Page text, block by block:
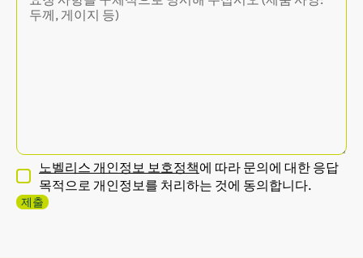
노벨리스 개인정보 보호정책에 따라 문의에 대한 응답
목적으로 개인정보를 처리하는 것에 동의합니다.